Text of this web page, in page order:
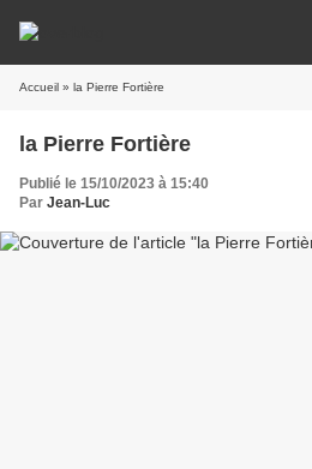
Accueil » la Pierre Fortière
la Pierre Fortière
Publié le 15/10/2023 à 15:40
Par Jean-Luc